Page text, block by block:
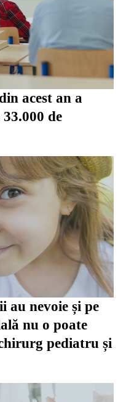
acest an a
de
au nevoie și pe
nu o poate
pediatru și